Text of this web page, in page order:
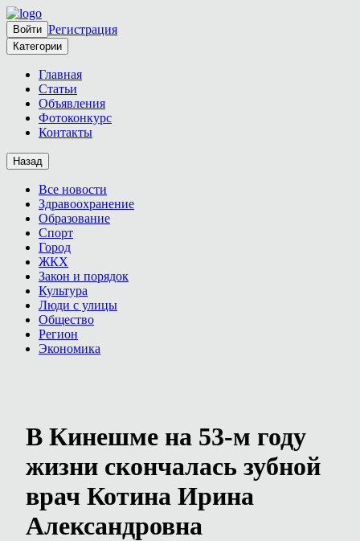
Войти Регистрация
Категории
Главная
Статьи
Объявления
Фотоконкурс
Контакты
Назад
Все новости
Здравоохранение
Образование
Спорт
Город
ЖКХ
Закон и порядок
Культура
Люди с улицы
Общество
Регион
Экономика
В Кинешме на 53-м году
жизни скончалась зубной
врач Котина Ирина
Александровна